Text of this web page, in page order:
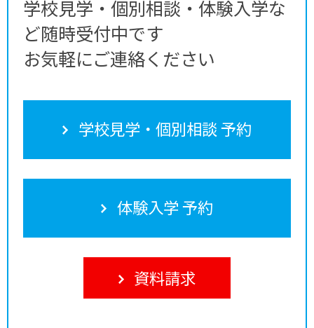
学校見学・個別相談・体験入学な
ど随時受付中です
お気軽にご連絡ください
学校見学・個別相談 予約
体験入学 予約
資料請求